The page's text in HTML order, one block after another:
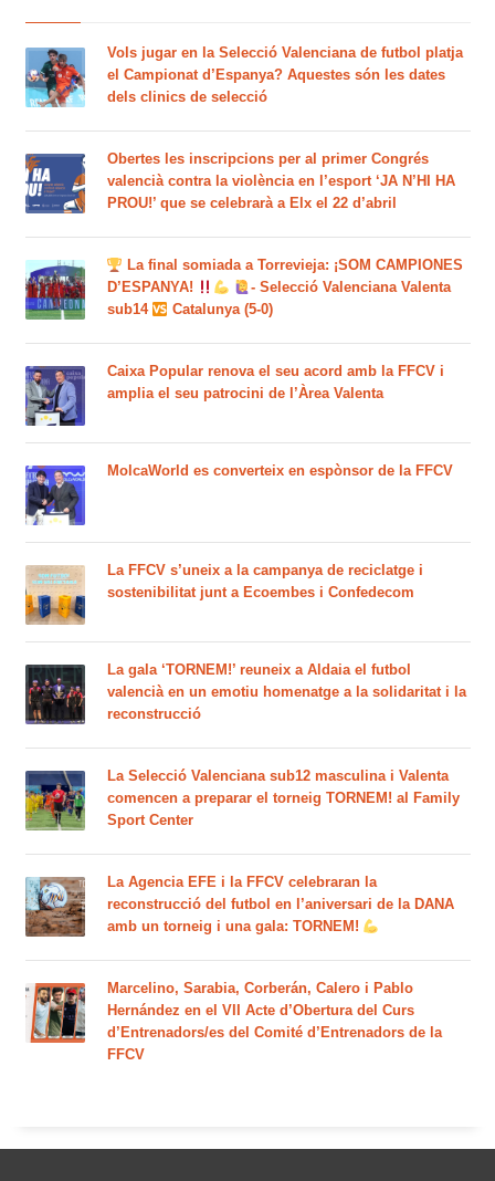
Vols jugar en la Selecció Valenciana de futbol platja
el Campionat d’Espanya? Aquestes són les dates
dels clinics de selecció
Obertes les inscripcions per al primer Congrés
valencià contra la violència en l’esport ‘JA N’HI HA
PROU!’ que se celebrarà a Elx el 22 d’abril
La final somiada a Torrevieja: ¡SOM CAMPIONES
D’ESPANYA!
- Selecció Valenciana Valenta
sub14
Catalunya (5-0)
Caixa Popular renova el seu acord amb la FFCV i
amplia el seu patrocini de l’Àrea Valenta
MolcaWorld es converteix en espònsor de la FFCV
La FFCV s’uneix a la campanya de reciclatge i
sostenibilitat junt a Ecoembes i Confedecom
La gala ‘TORNEM!’ reuneix a Aldaia el futbol
valencià en un emotiu homenatge a la solidaritat i la
reconstrucció
La Selecció Valenciana sub12 masculina i Valenta
comencen a preparar el torneig TORNEM! al Family
Sport Center
La Agencia EFE i la FFCV celebraran la
reconstrucció del futbol en l’aniversari de la DANA
amb un torneig i una gala: TORNEM!
Marcelino, Sarabia, Corberán, Calero i Pablo
Hernández en el VII Acte d’Obertura del Curs
d’Entrenadors/es del Comité d’Entrenadors de la
FFCV